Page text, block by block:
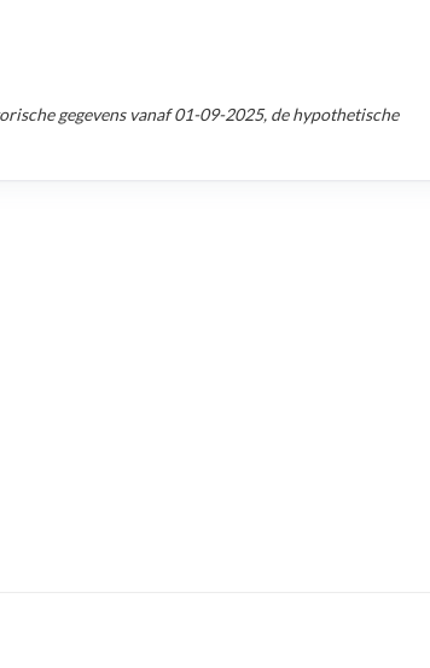
gegevens vanaf01-09-2025, de hypothetische